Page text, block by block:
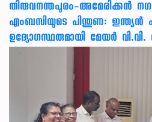
തിരുവനന്തപുരം-അമേരിക്കന്‍
എംബസിയുടെ പിന്തുണ: ഇന്ത്യന്‍
ഉദ്യോഗസ്ഥരുമായി മേയര്‍